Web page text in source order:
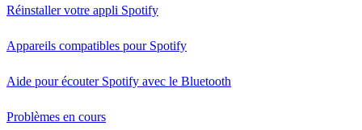
Réinstaller votre appli Spotify
Appareils compatibles pour Spotify
Aide pour écouter Spotify avec le Bluetooth
Problèmes en cours